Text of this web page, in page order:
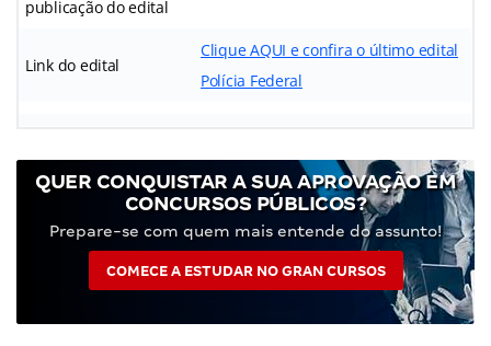
publicação do edital
Link do edital
Clique AQUI e confira o último edital
Polícia Federal
QUER CONQUISTAR A SUA APROVAÇÃO EM
CONCURSOS PÚBLICOS?
Prepare-se com quem mais entende do assunto!
COMECE A ESTUDAR NO GRAN CURSOS